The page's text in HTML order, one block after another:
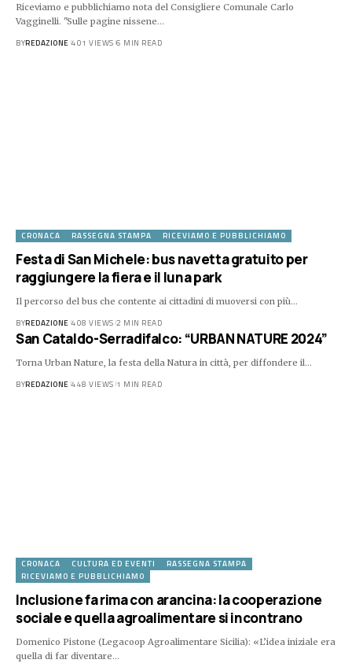
Riceviamo e pubblichiamo nota del Consigliere Comunale Carlo
Vagginelli. "Sulle pagine nissene…
BYREDAZIONE 401 VIEWS 6 MIN READ
CRONACA RASSEGNA STAMPA RICEVIAMO E PUBBLICHIAMO
Festa di San Michele: bus navetta gratuito per
raggiungere la fiera e il luna park
Il percorso del bus che contente ai cittadini di muoversi con più…
BYREDAZIONE 408 VIEWS 2 MIN READ
San Cataldo-Serradifalco: “URBAN NATURE 2024”
Torna Urban Nature, la festa della Natura in città, per diffondere il…
BYREDAZIONE 448 VIEWS 1 MIN READ
CRONACA CULTURA ED EVENTI
RASSEGNA STAMPA
RICEVIAMO E PUBBLICHIAMO
Inclusione fa rima con arancina: la cooperazione
sociale e quella agroalimentare si incontrano
Domenico Pistone (Legacoop Agroalimentare Sicilia): «L’idea iniziale era
quella di far diventare…